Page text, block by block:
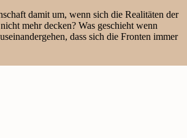
damit um, wenn sich die Realitäten der
mehr decken? Was geschieht wenn
dass sich die Fronten immer